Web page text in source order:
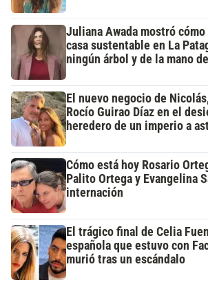
Juliana Awada mostró
casa sustentable en La
ningún árbol y de la mano
El nuevo negocio de
Rocío Guirao Díaz en el
heredero de un imperio a
Cómo está hoy Rosario
Palito Ortega y Evangelina
internación
El trágico final de Celia
española que estuvo con
murió tras un escándalo